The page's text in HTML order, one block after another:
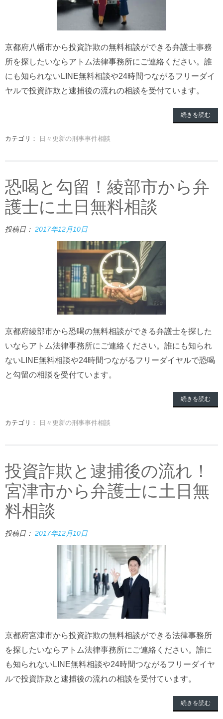
京都府八幡市から投資詐欺の無料相談ができる弁護士事務
所を探したいならアトム法律事務所にご連絡ください。誰
にも知られないLINE無料相談や24時間つながるフリーダイ
ヤルで投資詐欺と逮捕後の流れの相談を受付ています。
続きを読む
カテゴリ： 日々更新の刑事事件相談
恐喝と勾留！綾部市から弁
護士に土日無料相談
投稿日： 2017年12月10日
京都府綾部市から恐喝の無料相談ができる弁護士を探した
いならアトム法律事務所にご連絡ください。誰にも知られ
ないLINE無料相談や24時間つながるフリーダイヤルで恐喝
と勾留の相談を受付ています。
続きを読む
カテゴリ： 日々更新の刑事事件相談
投資詐欺と逮捕後の流れ！
宮津市から弁護士に土日無
料相談
投稿日： 2017年12月10日
京都府宮津市から投資詐欺の無料相談ができる法律事務所
を探したいならアトム法律事務所にご連絡ください。誰に
も知られないLINE無料相談や24時間つながるフリーダイヤ
ルで投資詐欺と逮捕後の流れの相談を受付ています。
続きを読む